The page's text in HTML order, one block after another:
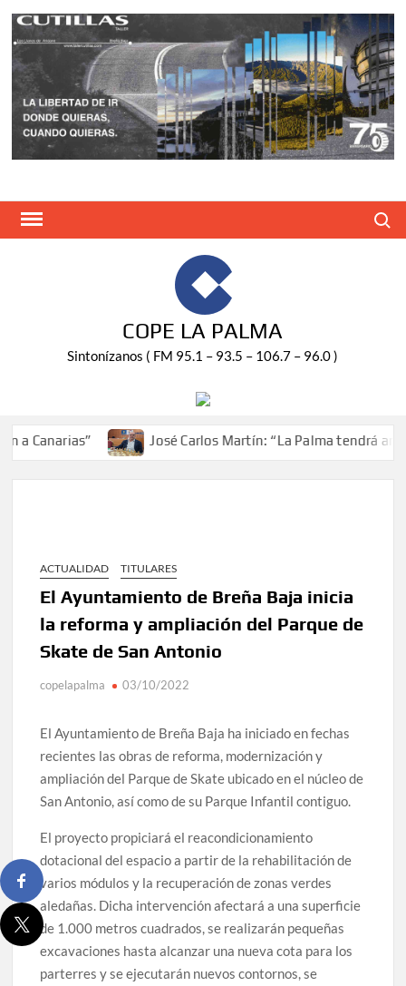
Saltar
contenido
COPE LA PALMA
Sintonízanos ( FM 95.1 – 93.5 – 106.7 – 96.0 )
José Carlos Martín: “La Palma tendrá antes
ACTUALIDAD TITULARES
El Ayuntamiento de Breña Baja inicia
la reforma y ampliación del Parque de
Skate de San Antonio
copelapalma 03/10/2022
El Ayuntamiento de Breña Baja ha iniciado en fechas
recientes las obras de reforma, modernización y
ampliación del Parque de Skate ubicado en el núcleo de
San Antonio, así como de su Parque Infantil contiguo.
El proyecto propiciará el reacondicionamiento
dotacional del espacio a partir de la rehabilitación de
varios módulos y la recuperación de zonas verdes
aledañas. Dicha intervención afectará a una superficie
de 1.000 metros cuadrados, se realizarán pequeñas
excavaciones hasta alcanzar una nueva cota para los
parterres y se ejecutarán nuevos contornos, se